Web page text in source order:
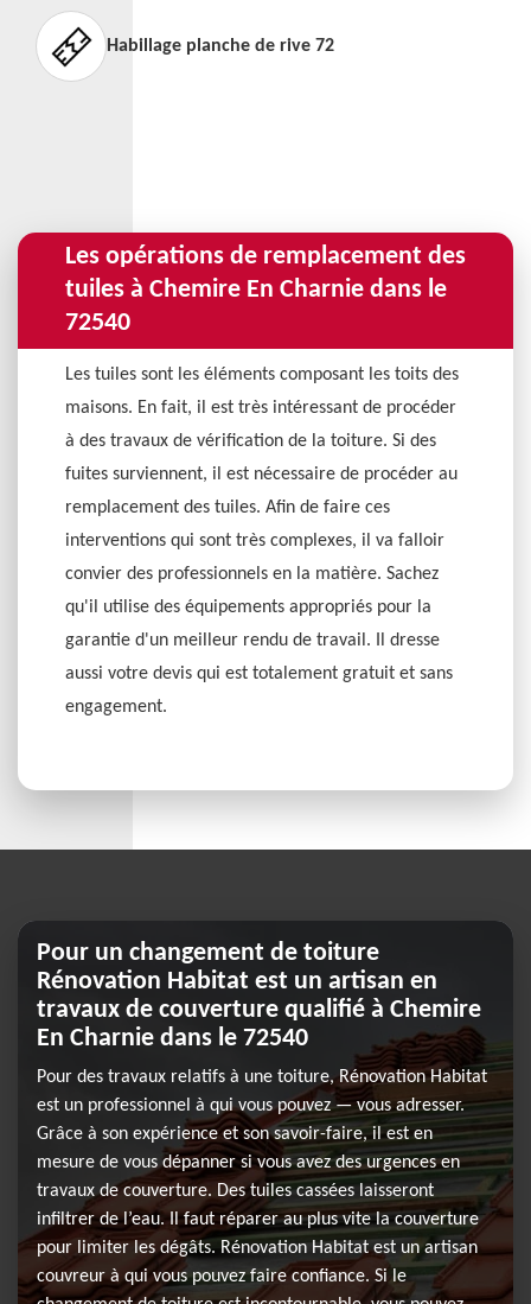
Habillage planche de rive 72
Les opérations de remplacement des
tuiles à Chemire En Charnie dans le
72540
Les tuiles sont les éléments composant les toits des
maisons. En fait, il est très intéressant de procéder
à des travaux de vérification de la toiture. Si des
fuites surviennent, il est nécessaire de procéder au
remplacement des tuiles. Afin de faire ces
interventions qui sont très complexes, il va falloir
convier des professionnels en la matière. Sachez
qu'il utilise des équipements appropriés pour la
garantie d'un meilleur rendu de travail. Il dresse
aussi votre devis qui est totalement gratuit et sans
engagement.
Pour un changement de toiture
Rénovation Habitat est un artisan en
travaux de couverture qualifié à Chemire
En Charnie dans le 72540
Pour des travaux relatifs à une toiture, Rénovation Habitat
est un professionnel à qui vous pouvez — vous adresser.
Grâce à son expérience et son savoir-faire, il est en
mesure de vous dépanner si vous avez des urgences en
travaux de couverture. Des tuiles cassées laisseront
infiltrer de l’eau. Il faut réparer au plus vite la couverture
pour limiter les dégâts. Rénovation Habitat est un artisan
couvreur à qui vous pouvez faire confiance. Si le